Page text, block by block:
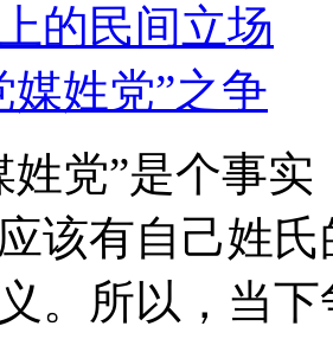
的民间立场
姓党”之争
姓党”是个事
该有自己姓
。所以，当